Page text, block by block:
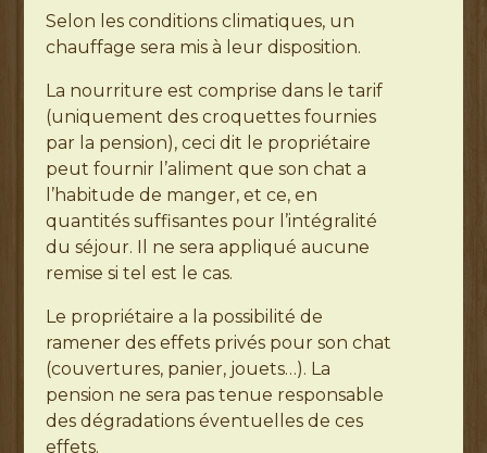
Selon les conditions climatiques, un
chauffage sera mis à leur disposition.
La nourriture est comprise dans le tarif
(uniquement des croquettes fournies
par la pension), ceci dit le propriétaire
peut fournir l’aliment que son chat a
l’habitude de manger, et ce, en
quantités suffisantes pour l’intégralité
du séjour. Il ne sera appliqué aucune
remise si tel est le cas.
Le propriétaire a la possibilité de
ramener des effets privés pour son chat
(couvertures, panier, jouets…). La
pension ne sera pas tenue responsable
des dégradations éventuelles de ces
effets.